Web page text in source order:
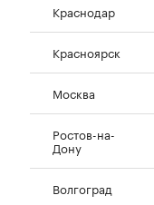
Краснодар
Красноярск
Москва
Ростов-на-
Дону
Волгоград